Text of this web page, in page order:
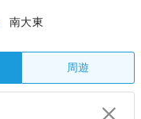
南大東
周遊